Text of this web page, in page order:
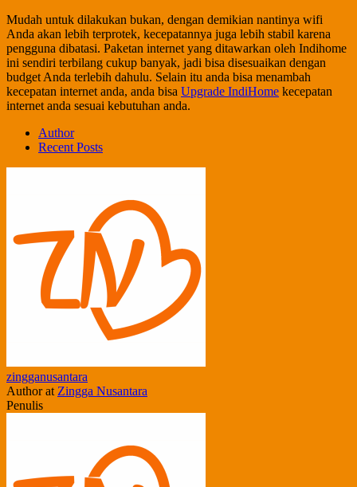
Mudah untuk dilakukan bukan, dengan demikian nantinya wifi
Anda akan lebih terprotek, kecepatannya juga lebih stabil karena
pengguna dibatasi. Paketan internet yang ditawarkan oleh Indihome
ini sendiri terbilang cukup banyak, jadi bisa disesuaikan dengan
budget Anda terlebih dahulu. Selain itu anda bisa menambah
kecepatan internet anda, anda bisa Upgrade IndiHome kecepatan
internet anda sesuai kebutuhan anda.
Author
Recent Posts
zingganusantara
Authorat Zingga Nusantara
Penulis